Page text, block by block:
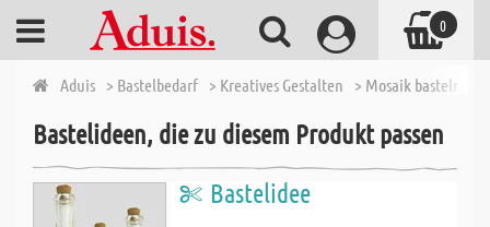
Aduis > Bastelbedarf > Kreatives Gestalten > Mosaik basteln
Bastelideen, die zu diesem Produkt passen
Bastelidee
0